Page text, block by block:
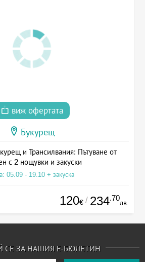
виж офертата
Букурещ
и Трансилвания: Пътуване от
с 2 нощувки и закуски
05.09 - 19.10 + закуска
120€ / 234.70
лв.
СЕ ЗА НАШИЯ Е-БЮЛЕТИН